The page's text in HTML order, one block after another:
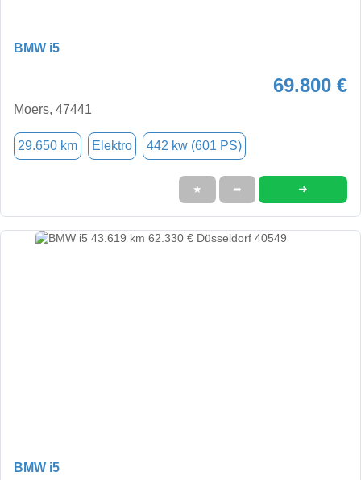
BMW i5
69.800 €
Moers, 47441
29.650 km Elektro 442 kw (601 PS)
★ ➦ ➜
BMW i5